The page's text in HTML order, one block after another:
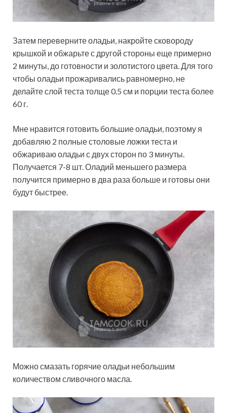
Затем переверните оладьи, накройте сковороду
крышкой и обжарьте с другой стороны еще примерно
2 минуты, до готовности и золотистого цвета. Для того
чтобы оладьи прожаривались равномерно, не
делайте слой теста толще 0.5 см и порции теста более
60 г.
Мне нравится готовить большие оладьи, поэтому я
добавляю 2 полные столовые ложки теста и
обжариваю оладьи с двух сторон по 3 минуты.
Получается 7-8 шт. Оладий меньшего размера
получится примерно в два раза больше и готовы они
будут быстрее.
Можно смазать горячие оладьи небольшим
количеством сливочного масла.